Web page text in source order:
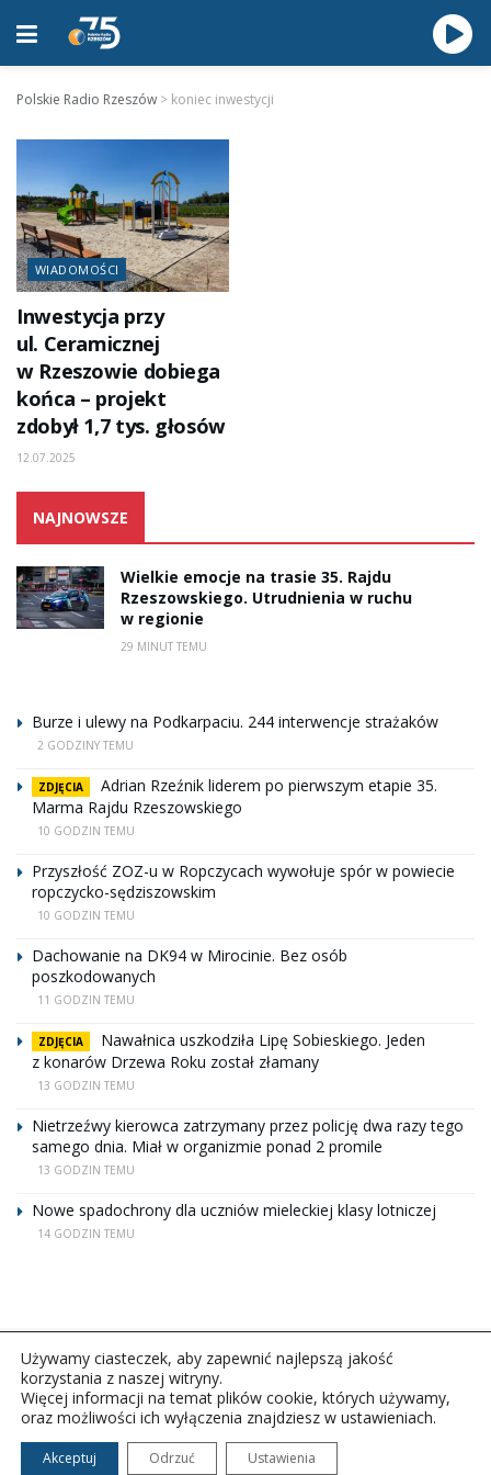
Polskie Radio Rzeszów > koniec inwestycji
WIADOMOŚCI
Inwestycja przy
ul. Ceramicznej
w Rzeszowie dobiega
końca – projekt
zdobył 1,7 tys. głosów
12.07.2025
NAJNOWSZE
Wielkie emocje na trasie 35. Rajdu
Rzeszowskiego. Utrudnienia w ruchu
w regionie
29 MINUT TEMU
Burze i ulewy na Podkarpaciu. 244 interwencje strażaków
2 GODZINY TEMU
ZDJĘCIA
Adrian Rzeźnik liderem po pierwszym etapie 35.
Marma Rajdu Rzeszowskiego
10 GODZIN TEMU
Przyszłość ZOZ-u w Ropczycach wywołuje spór w powiecie
ropczycko-sędziszowskim
10 GODZIN TEMU
Dachowanie na DK94 w Mirocinie. Bez osób
poszkodowanych
11 GODZIN TEMU
ZDJĘCIA
Nawałnica uszkodziła Lipę Sobieskiego. Jeden
z konarów Drzewa Roku został złamany
13 GODZIN TEMU
Nietrzeźwy kierowca zatrzymany przez policję dwa razy tego
samego dnia. Miał w organizmie ponad 2 promile
13 GODZIN TEMU
Nowe spadochrony dla uczniów mieleckiej klasy lotniczej
14 GODZIN TEMU
Copyright © 2026Polskie Radio Rzeszów S.A. w likwidacj.
Wszelkie prawa zastrzeżone.
Używamy ciasteczek, aby zapewnić najlepszą jakość
korzystania z naszej witryny.
Więcej informacji na temat plików cookie, których używamy,
oraz możliwości ich wyłączenia znajdziesz w ustawieniach.
Akceptuj Odrzuć Ustawienia